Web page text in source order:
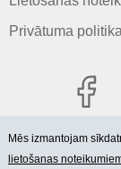
Privātuma politika
Mēs izmantojam
lietošanas